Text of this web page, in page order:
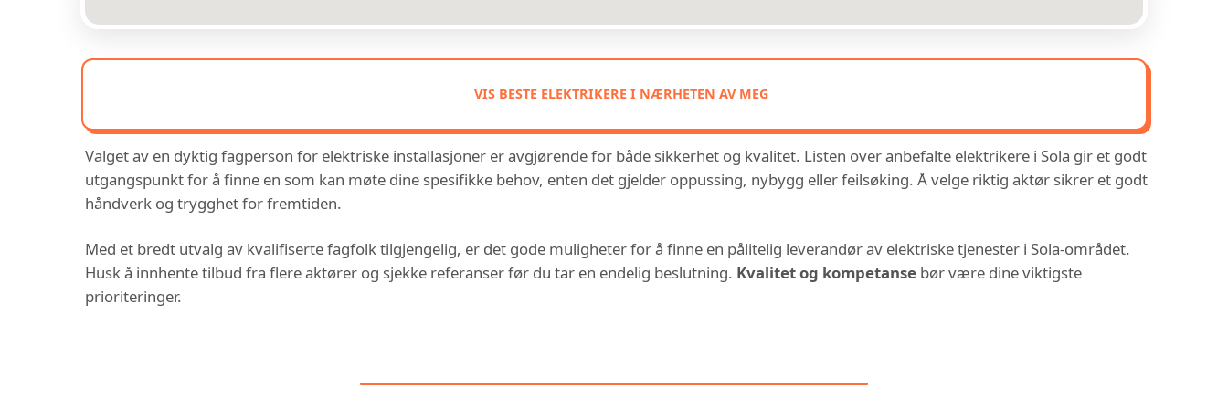
VIS BESTE ELEKTRIKERE I NÆRHETEN AV MEG
Valget av en dyktig fagperson for elektriske installasjoner er avgjørende for både sikkerhet og kvalitet. Listen over anbefalte elektrikere i Sola gir et godt
utgangspunkt for å finne en som kan møte dine spesifikke behov, enten det gjelder oppussing, nybygg eller feilsøking. Å velge riktig aktør sikrer et godt
håndverk og trygghet for fremtiden.
Med et bredt utvalg av kvalifiserte fagfolk tilgjengelig, er det gode muligheter for å finne en pålitelig leverandør av elektriske tjenester i Sola-området.
Husk å innhente tilbud fra flere aktører og sjekke referanser før du tar en endelig beslutning. Kvalitet og kompetanse bør være dine viktigste
prioriteringer.